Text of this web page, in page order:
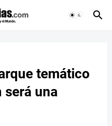
temático
será una